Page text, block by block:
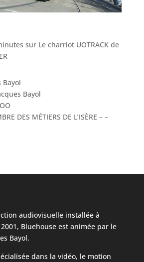
sur Le charriot UOTRACK de
Bayol
Bayol
DES MÉTIERS DE L’ISÈRE – –
audiovisuelle installée à
Bluehouse est animée par le
Bayol.
dans la vidéo, le motion